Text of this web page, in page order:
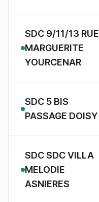
SDC 9/11/13 RUE
MARGUERITE
YOURCENAR
SDC 5 BIS
PASSAGE DOISY
SDC SDC VILLA
MELODIE
ASNIERES